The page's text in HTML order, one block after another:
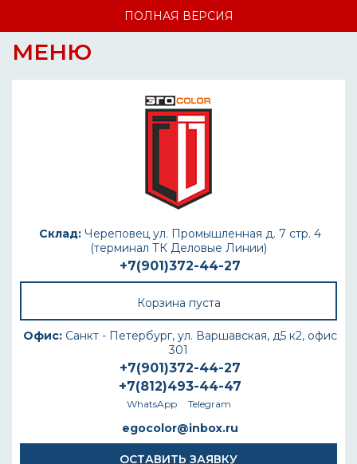
ПОЛНАЯ ВЕРСИЯ
МЕНЮ
Склад: Череповец ул. Промышленная д. 7 стр. 4
(терминал ТК Деловые Линии)
+7(901)372-44-27
Корзина пуста
Офис: Санкт - Петербург, ул. Варшавская, д5 к2, офис
301
+7(901)372-44-27
+7(812)493-44-47
WhatsApp Telegram
egocolor@inbox.ru
ОСТАВИТЬ ЗАЯВКУ